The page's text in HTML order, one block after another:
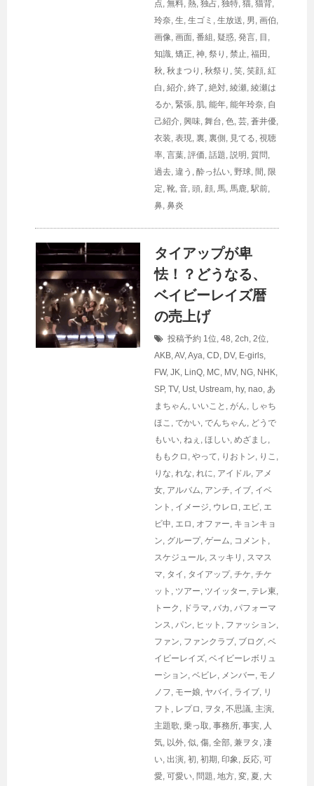
点, 無料, 熱, 独占, 独特, 猫, 猫背,
玲奈, 生, 生ゴミ , 生放送, 男, 画伯,
画像, 画面, 番組 , 疑惑, 発言, 目 ,
知識, 矯正, 神, 祭り , 禁止, 福田 ,
秋, 秋まつり , 秋祭り , 笑, 笑顔, 紅
白 , 紹介, 終了 , 絶対, 綾瀬, 綾瀬は
るか, 緊張, 肌, 能年, 能年玲奈, 自
己紹介, 興味, 舞台, 色, 芸, 蒼井優,
衣装, 表現, 裏, 裏側 , 見てる, 視聴
率, 言葉, 評価, 話題, 説明 , 質問,
過去, 違う , 酔っ払い, 野球, 間 , 限
定, 靴, 音, 頭, 顔, 馬, 馬鹿, 駅前,
鼻, 鼻炎
タイアップが卑
怯！？どうなる、
ベイビーレイズ暦
の売上げ
投稿予約 1位, 48, 2ch, 2位,
AKB,AV,Aya, CD, DV, E-girls,
FW, JK, LinQ, MC, MV, NG, NHK,
SP, TV, Ust, Ustream, hy, nao, あ
まちゃん, いいこと , がん, しゃち
ほこ , でかい, でんちゃん, どうで
もいい, ねぇ , ほしい, めざまし ,
ももクロ , やって, りおトン, りこ ,
りな, れな, れに, アイドル, アメ
女, アルバム, アンチ, イブ, イベ
ント , イメージ, ウレロ , エビ, エ
ビ中, エロ , オファー, キョンキョ
ン, グループ, ゲーム, コメント ,
スケジュール, スッキリ , スマス
マ, タイ , タイアップ, チケ, チケ
ット , ツアー, ツイッター, テレ東,
トーク , ドラマ, バカ , パフォーマ
ンス, パン, ヒット , ファッション,
ファン, ファンクラブ, ブログ, ベ
イビーレイズ, ベイビーレボリュ
ーション, ベビレ, メンバー, モノ
ノフ, モー娘, ヤバイ , ライブ, リ
フト , レプロ , ヲタ , 不思議, 主演,
主題歌, 乗っ取, 事務所, 事実, 人
気, 以外, 似, 傷, 全部, 兼ヲタ , 凄
い, 出演, 初, 初期 , 印象, 反応, 可
愛, 可愛い, 問題, 地方, 変, 夏, 大